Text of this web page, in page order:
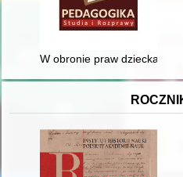
W obronie praw dziecka :